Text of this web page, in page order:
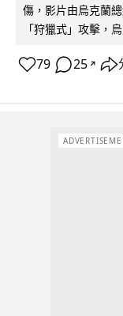
傷，影片由烏克蘭
「狩獵式」攻擊，
79 25 ↗